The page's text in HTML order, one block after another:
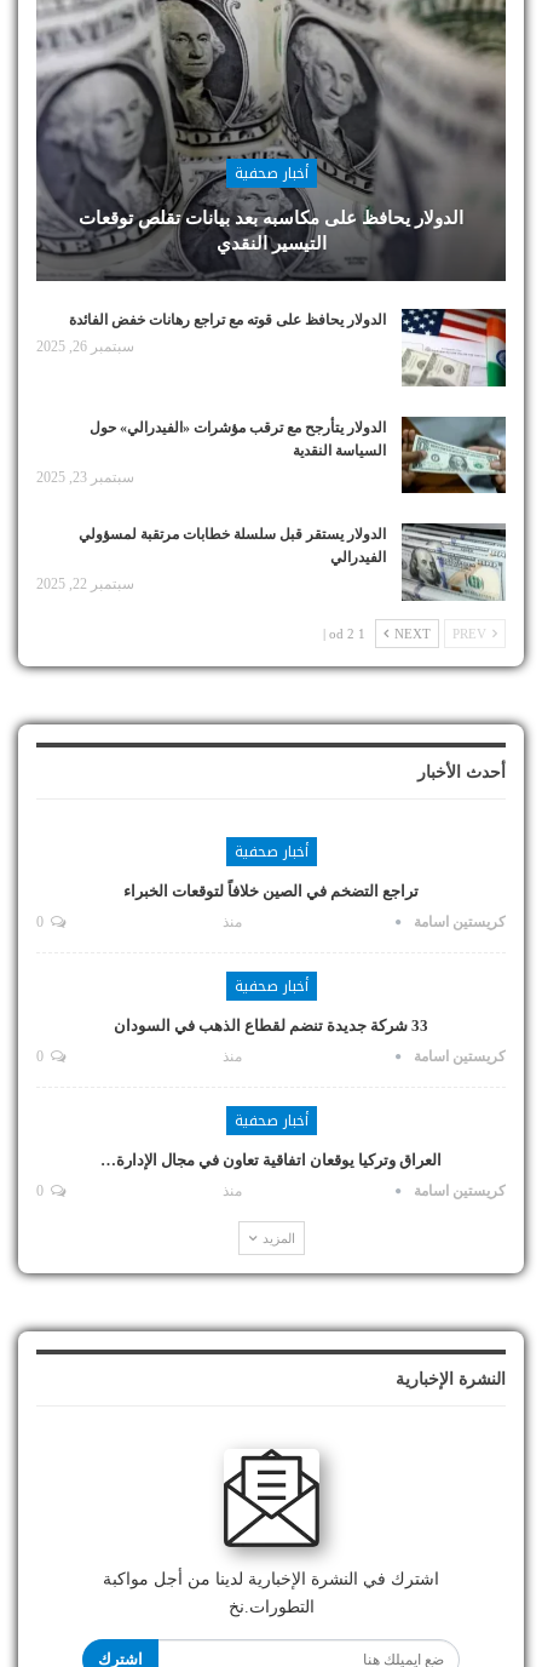
أخبار صحفية
الدولار يحافظ على مكاسبه بعد بيانات تقلص توقعات
التيسير النقدي
الدولار يحافظ على قوته مع تراجع رهانات خفض الفائدة
سبتمبر 26, 2025
الدولار يتأرجح مع ترقب مؤشرات «الفيدرالي» حول
السياسة النقدية
سبتمبر 23, 2025
الدولار يستقر قبل سلسلة خطابات مرتقبة لمسؤولي
الفيدرالي
سبتمبر 22, 2025
NEXT
1 od 2 |
أحدث الأخبار
أخبار صحفية
تراجع التضخم في الصين خلافاً لتوقعات الخبراء
كريستين اسامة منذ
أخبار صحفية
33 شركة جديدة تنضم لقطاع الذهب في السودان
كريستين اسامة منذ
أخبار صحفية
العراق وتركيا يوقعان اتفاقية تعاون في مجال الإدارة…
كريستين اسامة منذ
المزيد
النشرة الإخبارية
اشترك في النشرة الإخبارية لدينا من أجل مواكبة
التطورات.نخ
اشترك